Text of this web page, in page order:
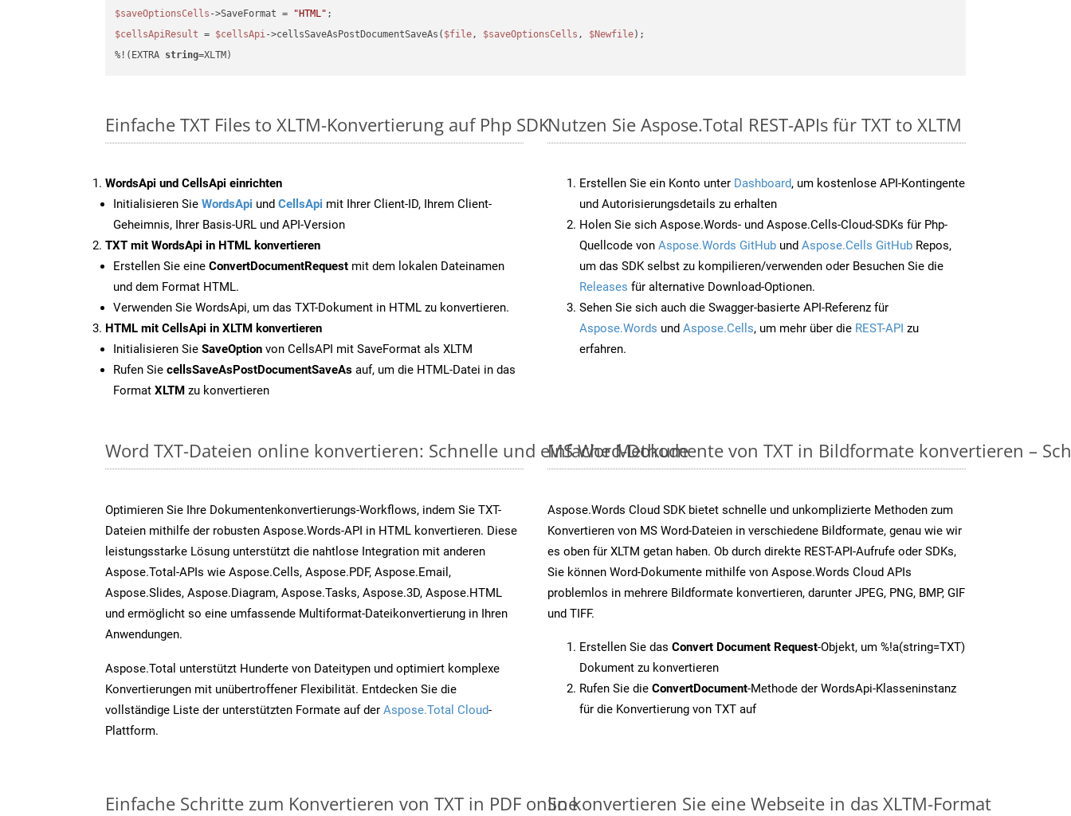
$saveOptionsCells ->SaveFormat = "HTML"
$cellsApiResult = $cellsApi->cellsSaveAsPostDocumentSaveAs( $file, $saveOptionsCells , $Newfile);
%!(EXTRA string=XLTM)
Einfache TXT Files to XLTM-Konvertierung auf Php SDK
WordsApi und CellsApi einrichten
Initialisieren Sie WordsApi und CellsApi mit Ihrer Client-ID, Ihrem Client-
Geheimnis, Ihrer Basis-URL und API-Version
TXT mit WordsApi in HTML konvertieren
Erstellen Sie eine ConvertDocumentRequest mit dem lokalen Dateinamen
und dem Format HTML.
Verwenden Sie WordsApi, um das TXT-Dokument in HTML zu konvertieren.
HTML mit CellsApi in XLTM konvertieren
Initialisieren Sie SaveOption von CellsAPI mit SaveFormat als XLTM
Rufen Sie cellsSaveAsPostDocumentSaveAs auf, um die HTML-Datei in das
Format XLTM zu konvertieren
Nutzen Sie Aspose.Total REST-APIs für TXT to XLTM
Erstellen Sie ein Konto unter Dashboard, um kostenlose API-Kontingente
und Autorisierungsdetails zu erhalten
Holen Sie sich Aspose.Words- und Aspose.Cells-Cloud-SDKs für Php-
Quellcode von Aspose.Words GitHub und Aspose.Cells GitHub Repos,
um das SDK selbst zu kompilieren/verwenden oder Besuchen Sie die
Releases für alternative Download-Optionen.
Sehen Sie sich auch die Swagger-basierte API-Referenz für
Aspose.Words und Aspose.Cells, um mehr über die REST-API zu
erfahren.
Word TXT-Dateien online konvertieren: Schnelle und einfache Methode
Optimieren Sie Ihre Dokumentenkonvertierungs-Workflows, indem Sie TXT-
Dateien mithilfe der robusten Aspose.Words-API in HTML konvertieren. Diese
leistungsstarke Lösung unterstützt die nahtlose Integration mit anderen
Aspose.Total-APIs wie Aspose.Cells, Aspose.PDF, Aspose.Email,
Aspose.Slides, Aspose.Diagram, Aspose.Tasks, Aspose.3D, Aspose.HTML
und ermöglicht so eine umfassende Multiformat-Dateikonvertierung in Ihren
Anwendungen.
Aspose.Total unterstützt Hunderte von Dateitypen und optimiert komplexe
Konvertierungen mit unübertroffener Flexibilität. Entdecken Sie die
vollständige Liste der unterstützten Formate auf der Aspose.Total Cloud-
Plattform.
MS Word-Dokumente von TXT in Bildformate konvertieren –
Aspose.Words Cloud SDK bietet schnelle und unkomplizierte Methoden zum
Konvertieren von MS Word-Dateien in verschiedene Bildformate, genau wie wir
es oben für XLTM getan haben. Ob durch direkte REST-API-Aufrufe oder SDKs,
Sie können Word-Dokumente mithilfe von Aspose.Words Cloud APIs
problemlos in mehrere Bildformate konvertieren, darunter JPEG, PNG, BMP, GIF
und TIFF.
Erstellen Sie das Convert Document Request-Objekt, um %!a(string=TXT)
Dokument zu konvertieren
Rufen Sie die ConvertDocument-Methode der WordsApi-Klasseninstanz
für die Konvertierung von TXT auf
Einfache Schritte zum Konvertieren von TXT in PDF onlineSo konvertieren Sie eine Webseite in das XLTM-Format